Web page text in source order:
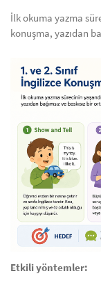
İlk okuma yazma
konuşma, yazıdan
Etkili yöntemler: